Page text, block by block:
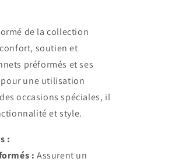
de la collection
soutien et
préformés et ses
une utilisation
occasions spéciales, il
et style.
:
: Assurent un